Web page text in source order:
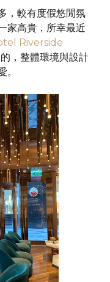
，較有度假悠閒氛
家高貴，所幸最近
Riverside
，整體環境與設計
。